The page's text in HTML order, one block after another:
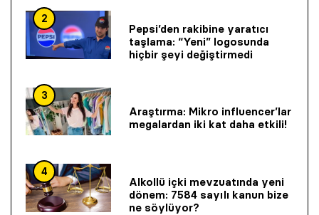
2
Pepsi’den rakibine yaratıcı
taşlama: “Yeni” logosunda
hiçbir şeyi değiştirmedi
3
Araştırma: Mikro influencer’lar
megalardan iki kat daha etkili!
4
Alkollü içki mevzuatında yeni
dönem: 7584 sayılı kanun bize
ne söylüyor?